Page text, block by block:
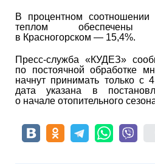
В процентном
теплом
в Красногорском — 15,4%.
Пресс-служба «КУДЕЗ»
по постоячной обработке
начнут принимать только с
дата указана в
о начале отопительного